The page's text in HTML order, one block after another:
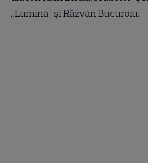
„Lumina” și Răzvan Bucuroiu.